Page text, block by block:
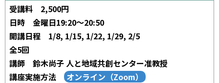
受講料
2,500円
日時
金曜日19:20～20:50
開講日程
1/8, 1/15, 1/22, 1/29, 2/5
全5回
講師
鈴木尚子 人と地域共創センター准教授
講座実施方法